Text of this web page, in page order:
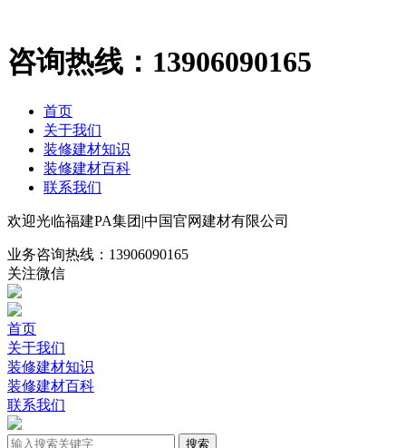
咨询热线： 13906090165
首页
关于我们
装修建材知识
装修建材百科
联系我们
欢迎光临福建PA集团|中国官网建材有限公司
业务咨询热线： 13906090165
关注微信
首页
关于我们
装修建材知识
装修建材百科
联系我们